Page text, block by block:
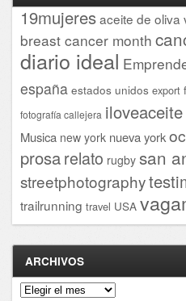
19mujeresaceite de oliva
breast cancer month
diario ideal
españa estados unidos export
fotografía callejera iloveaceite
Musica new york nueva york
prosarelato rugby san
streetphotography
trailrunning travel USA
ARCHIVOS
Archivos